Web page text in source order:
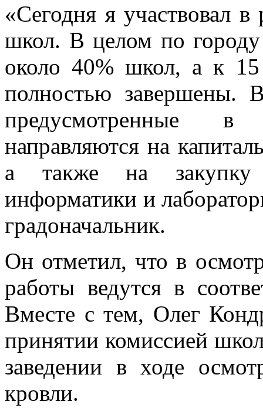
«Сегодня я участвовал
школ. В целом по
около 40% школ, а к
полностью завершены.
предусмотренные в
направляются на
а также на закупку
информатики и
градоначальник.
Он отметил, что в
работы ведутся в
Вместе с тем, Олег
принятии комиссией
заведении в ходе
кровли.